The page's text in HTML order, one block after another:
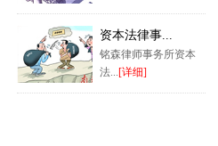
资本法律事...
铭森律师事务所资本
法...[详细]